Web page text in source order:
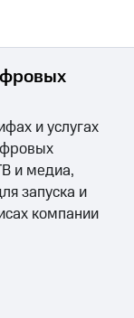
и услугах
и медиа,
запуска и
компании